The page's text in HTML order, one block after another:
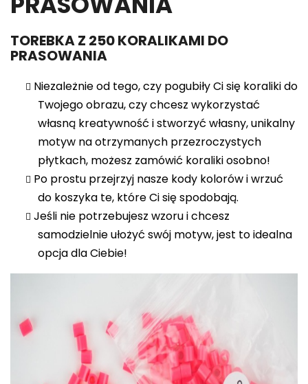
TOREBKA Z 250 KORALIKAMI DO
PRASOWANIA
Niezależnie od tego, czy pogubiły Ci się koraliki do
Twojego obrazu, czy chcesz wykorzystać
własną kreatywność i stworzyć własny, unikalny
motyw na otrzymanych przezroczystych
płytkach, możesz zamówić koraliki osobno!
Po prostu przejrzyj nasze kody kolorów i wrzuć
do koszyka te, które Ci się spodobają.
Jeśli nie potrzebujesz wzoru i chcesz
samodzielnie ułożyć swój motyw, jest to idealna
opcja dla Ciebie!